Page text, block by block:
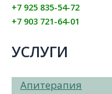
УСЛУГИ
Апитерапия
+7 925 835-54-72
+7 903 721-64-01